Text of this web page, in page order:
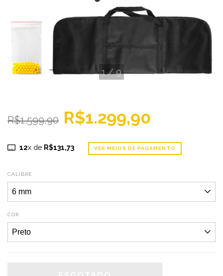
1/9
R$1.599,90 R$1.299,90
12x de R$131,73 VER MEIOS DE PAGAMENTO
CALIBRE
COR